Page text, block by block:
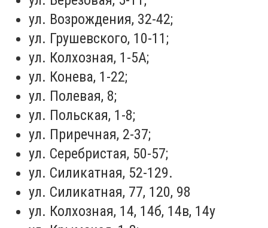
ул. Возрождения, 32-42;
ул. Грушевского, 10-11;
ул. Колхозная, 1-5А;
ул. Конева, 1-22;
ул. Полевая, 8;
ул. Польская, 1-8;
ул. Приречная, 2-37;
ул. Серебристая, 50-57;
ул. Силикатная, 52-129.
ул. Силикатная, 77, 120, 98
ул. Колхозная, 14, 14б, 14в, 14у